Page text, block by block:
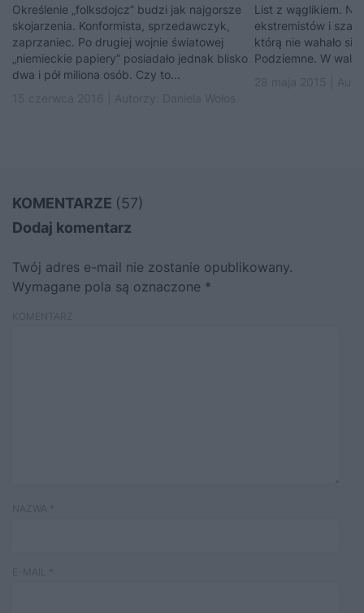
Określenie „folksdojcz” budzi jak najgorsze
skojarzenia. Konformista, sprzedawczyk,
zaprzaniec. Po drugiej wojnie światowej
„niemieckie papiery” posiadało jednak blisko
dwa i pół miliona osób. Czy to...
List z wąglikiem.
ekstremistów i
którą nie wahało
Podziemne. W
KOMENTARZE (57)
Dodaj komentarz
Twój adres e-mail nie zostanie opublikowany.
Wymagane pola są oznaczone *